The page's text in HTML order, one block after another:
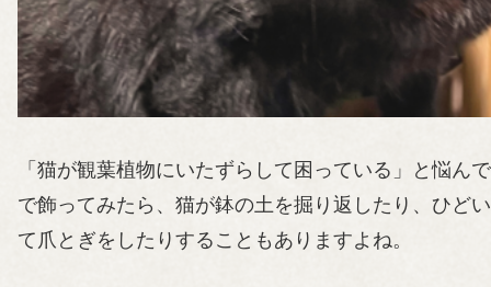
「猫が観葉植物にいたずらして困っている」と悩
で飾ってみたら、猫が鉢の土を掘り返したり、ひど
て爪とぎをしたりすることもありますよね。